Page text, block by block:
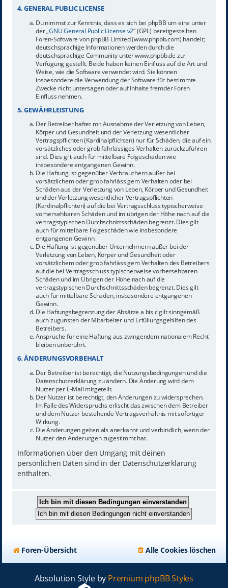
4. GENERAL PUBLIC LICENSE
Du nimmst zur Kenntnis, dass es sich bei phpBB um eine unter
der „GNU General Public License v2“ (GPL) bereitgestellten
Foren-Software von phpBB Limited (www.phpbb.com) handelt;
deutschsprachige Informationen werden durch die
deutschsprachige Community unter www.phpbb.de zur
Verfügung gestellt. Beide haben keinen Einfluss auf die Art und
Weise, wie die Software verwendet wird. Sie können
insbesondere die Verwendung der Software für bestimmte
Zwecke nicht untersagen oder auf Inhalte fremder Foren
Einfluss nehmen.
5. GEWÄHRLEISTUNG
Der Betreiber haftet mit Ausnahme der Verletzung von Leben,
Körper und Gesundheit und der Verletzung wesentlicher
Vertragspflichten (Kardinalpflichten) nur für Schäden, die auf ein
vorsätzliches oder grob fahrlässiges Verhalten zurückzuführen
sind. Dies gilt auch für mittelbare Folgeschäden wie
insbesondere entgangenen Gewinn.
Die Haftung ist gegenüber Verbrauchern außer bei
vorsätzlichem oder grob fahrlässigem Verhalten oder bei
Schäden aus der Verletzung von Leben, Körper und Gesundheit
und der Verletzung wesentlicher Vertragspflichten
(Kardinalpflichten) auf die bei Vertragsschluss typischerweise
vorhersehbaren Schäden und im übrigen der Höhe nach auf die
vertragstypischen Durchschnittsschäden begrenzt. Dies gilt
auch für mittelbare Folgeschäden wie insbesondere
entgangenen Gewinn.
Die Haftung ist gegenüber Unternehmern außer bei der
Verletzung von Leben, Körper und Gesundheit oder
vorsätzlichem oder grob fahrlässigem Verhalten des Betreibers
auf die bei Vertragsschluss typischerweise vorhersehbaren
Schäden und im Übrigen der Höhe nach auf die
vertragstypischen Durchschnittsschäden begrenzt. Dies gilt
auch für mittelbare Schäden, insbesondere entgangenen
Gewinn.
Die Haftungsbegrenzung der Absätze a bis c gilt sinngemäß
auch zugunsten der Mitarbeiter und Erfüllungsgehilfen des
Betreibers.
Ansprüche für eine Haftung aus zwingendem nationalem Recht
bleiben unberührt.
6. ÄNDERUNGSVORBEHALT
Der Betreiber ist berechtigt, die Nutzungsbedingungen und die
Datenschutzerklärung zu ändern. Die Änderung wird dem
Nutzer per E-Mail mitgeteilt.
Der Nutzer ist berechtigt, den Änderungen zu widersprechen.
Im Falle des Widerspruchs erlischt das zwischen dem Betreiber
und dem Nutzer bestehende Vertragsverhältnis mit sofortiger
Wirkung.
Die Änderungen gelten als anerkannt und verbindlich, wenn der
Nutzer den Änderungen zugestimmt hat.
Informationen über den Umgang mit deinen
persönlichen Daten sind in der Datenschutzerklärung
enthalten.
Foren-Übersicht Alle Cookies löschen
Absolution Style by Premium phpBB Styles